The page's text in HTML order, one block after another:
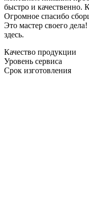
быстро и качественно.
Огромное спасибо
Это мастер своего
здесь.
Качество продукции
Уровень сервиса
Срок изготовления